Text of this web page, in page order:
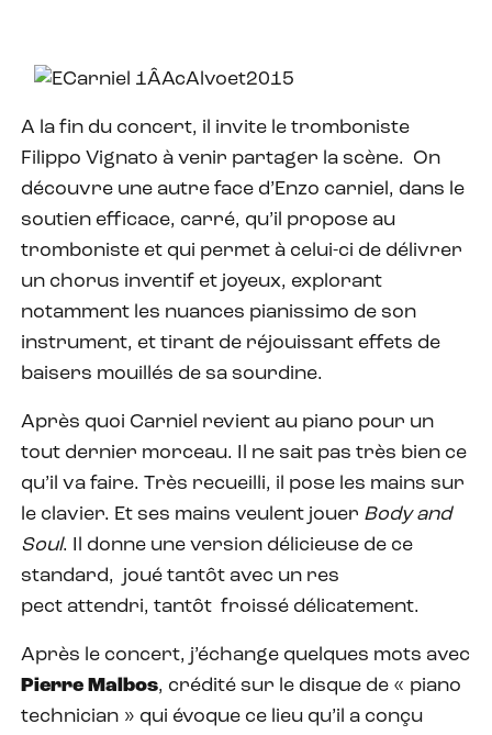
A la fin du concert, il invite le tromboniste
Filippo Vignato à venir partager la scène. On
découvre une autre face d’Enzo carniel, dans le
soutien efficace, carré, qu’il propose au
tromboniste et qui permet à celui-ci de délivrer
un chorus inventif et joyeux, explorant
notamment les nuances pianissimo de son
instrument, et tirant de réjouissant effets de
baisers mouillés de sa sourdine.
Après quoi Carniel revient au piano pour un
tout dernier morceau. Il ne sait pas très bien ce
qu’il va faire. Très recueilli, il pose les mains sur
le clavier. Et ses mains veulent jouer Body and
Soul. Il donne une version délicieuse de ce
standard, joué tantôt avec un res
pect attendri, tantôt froissé délicatement.
Après le concert, j’échange quelques mots avec
Pierre Malbos, crédité sur le disque de « piano
technician » qui évoque ce lieu qu’il a conçu